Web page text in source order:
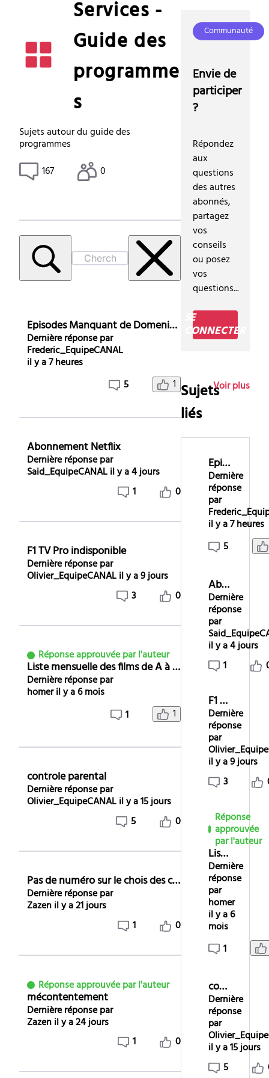
Services -
Guide des
programme
s
Sujets autour du guide des
programmes
167
0
Chercher
des
Services
Guide
Episodes Manquant de Domenica Montero de la serie de Novelas+
Dernière réponse par
Frederic_EquipeCANAL
il y a 7 heures
5
1
Abonnement Netflix
Dernière réponse par
Said_EquipeCANAL il y a 4 jours
1
0
F1 TV Pro indisponible
Dernière réponse par
Olivier_EquipeCANAL il y a 9 jours
3
0
Réponse approuvée par l'auteur
Liste mensuelle des films de A à Z pour 2026...
Dernière réponse par
homer il y a 6 mois
1
1
controle parental
Dernière réponse par
Olivier_EquipeCANAL il y a 15 jours
5
0
Pas de numéro sur le chois des chaines
Dernière réponse par
Zazen il y a 21 jours
1
0
Réponse approuvée par l'auteur
mécontentement
Dernière réponse par
Zazen il y a 24 jours
1
0
Communauté
Envie de
participer
?
Répondez
aux
questions
des autres
abonnés,
partagez
vos
conseils
ou posez
vos
questions...
SE
CONNECTER
Sujets
liés
Voir plus
Episodes Manquant de Domenica Montero de la serie de Novelas+
Dernière
réponse
par
il y a 7 heures
5
Abonnement Netflix
Dernière
réponse
par
il y a 4 jours
1
F1 TV Pro indisponible
Dernière
réponse
par
il y a 9 jours
3
Réponse
approuvée
par l'auteur
Liste mensuelle des films de A à Z pour 2026...
Dernière
réponse
par
homer
il y a 6
mois
1
controle parental
Dernière
réponse
par
il y a 15 jours
5